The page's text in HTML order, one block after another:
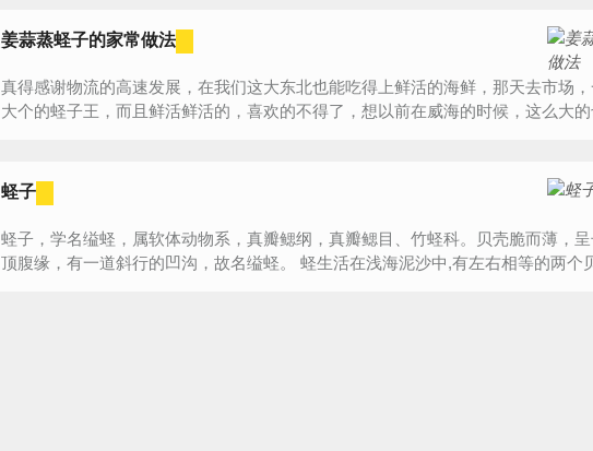
姜蒜蒸蛏子的家常做法
真得感谢物流的高速发展，在我们这大东北也能吃得上鲜活的海鲜，那天去市场
大个的蛏子王，而且鲜活鲜活的，喜欢的不得了，想以前在威海的时候，这么大
蛏子
蛏子，学名缢蛏，属软体动物系，真瓣鳃纲，真瓣鳃目、竹蛏科。贝壳脆而薄，
顶腹缘，有一道斜行的凹沟，故名缢蛏。 蛏生活在浅海泥沙中,有左右相等的两个